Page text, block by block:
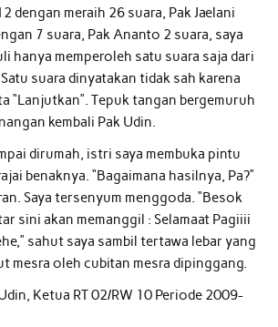
dengan meraih 26 suara, Pak Jaelani
7 suara, Pak Ananto 2 suara, saya
hanya memperoleh satu suara saja dari
suara dinyatakan tidak sah karena
“Lanjutkan”. Tepuk tangan bergemuruh
kembali Pak Udin.
dirumah, istri saya membuka pintu
benaknya. “Bagaimana hasilnya, Pa?”
Saya tersenyum menggoda. “Besok
sini akan memanggil : Selamaat Pagiiii
sahut saya sambil tertawa lebar yang
mesra oleh cubitan mesra dipinggang.
Ketua RT 02/RW 10 Periode 2009-